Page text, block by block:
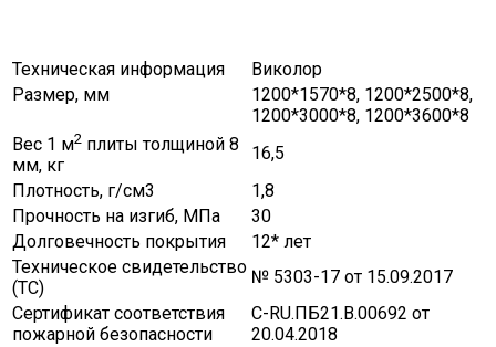
Техническая информация
Виколор
Размер, мм
1200*1570*8, 1200*2500*8,
1200*3000*8, 1200*3600*8
Вес 1 м2 плиты толщиной 8
мм, кг
16,5
Плотность, г/см3
1,8
Прочность на изгиб, МПа
30
Долговечность покрытия
12* лет
Техническое свидетельство
(ТС)
№ 5303-17 от 15.09.2017
Сертификат соответствия
пожарной безопасности
C-RU.ПБ21.В.00692 от
20.04.2018